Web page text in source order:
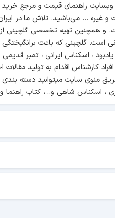
راهنمای قیمت و مرجع
و غیره ... می‌باشید. تلاش ما در
همچنین تهیه تخصصی گلچینی از
است. گلچینی که باعث
یادبود ، اسکناس ایرانی ، تمبر
کارشناس اقدام به تولید
منوی سایت میتوانید دسته
، اسکناس شاهی و...، کتاب راهنما و